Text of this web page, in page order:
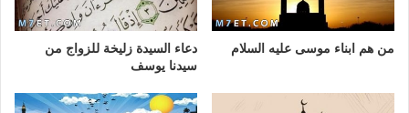
من هم ابناء موسى عليه السلام
دعاء السيدة زليخة للزواج من
سيدنا يوسف